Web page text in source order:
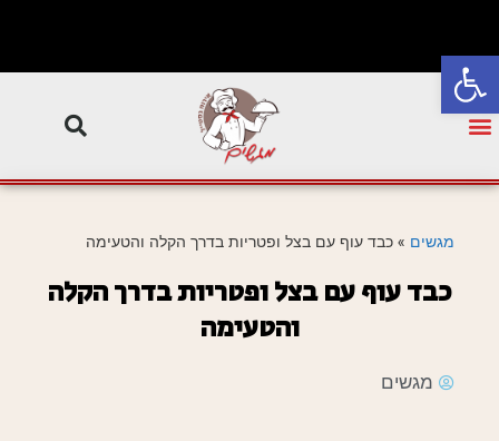
פתח סרגל נגישות
מגשים » כבד עוף עם בצל ופטריות בדרך הקלה והטעימה
כבד עוף עם בצל ופטריות בדרך הקלה
והטעימה
מגשים